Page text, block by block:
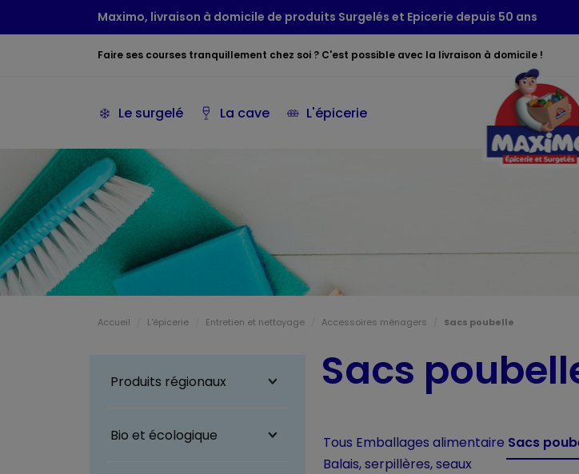
Maximo, livraison à domicile de produits Surgelés et Epicerie depuis 50 ans
Faire ses courses tranquillement chez soi ? C'est possible avec la livraison à domicile !
Le surgelé La cave L'épicerie
Accueil L'épicerie Entretien et nettoyage Accessoires ménagers Sacs poubelle
Produits régionaux
Bio et écologique
Sacs
Tous Emballages alimentaire Sacs
Balais, serpillères, seaux